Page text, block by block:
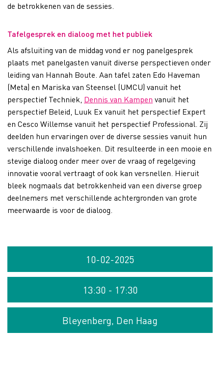
de betrokkenen van de sessies.
Tafelgesprek en dialoog met het publiek​
Als afsluiting van de middag vond er nog panelgesprek
plaats met panelgasten vanuit diverse perspectieven onder
leiding van Hannah Boute. Aan tafel zaten Edo Haveman
(Meta) en Mariska van Steensel (UMCU) vanuit het
perspectief Techniek​, Dennis van Kampen vanuit het
perspectief Beleid, Luuk Ex vanuit het perspectief Expert​
en Cesco Willemse vanuit het perspectief Professional​. Zij
deelden hun ervaringen over de diverse sessies vanuit hun
verschillende invalshoeken. Dit resulteerde in een mooie en
stevige dialoog onder meer over de vraag of regelgeving
innovatie vooral vertraagt of ook kan versnellen. Hieruit
bleek nogmaals dat betrokkenheid van een diverse groep
deelnemers met verschillende achtergronden van grote
meerwaarde is voor de dialoog.
10-02-2025
13:30 - 17:30
Bleyenberg, Den Haag